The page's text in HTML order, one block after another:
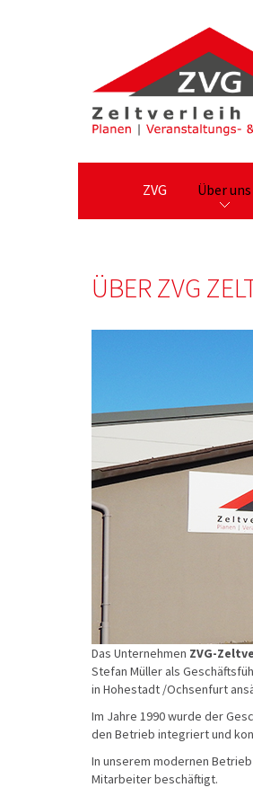
ZVG Über uns
ÜBER ZVG
Das Unternehmen ZVG-
Stefan Müller als
in Hohestadt /Ochsenfurt
Im Jahre 1990 wurde der
den Betrieb integriert und
In unserem modernen
Mitarbeiter beschäftigt.